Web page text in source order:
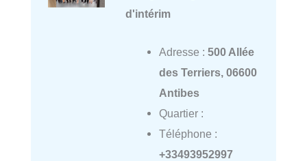
d'intérim
Adresse : 500 Allée
des Terriers, 06600
Antibes
Quartier :
Téléphone :
+33493952997